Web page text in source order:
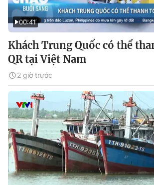
00:41
Khách Trung Quốc có thể
QR tại Việt Nam
2 giờ trước